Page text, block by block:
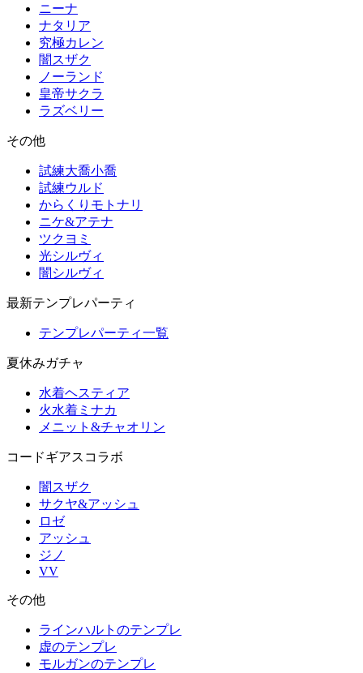
ニーナ
ナタリア
究極カレン
闇スザク
ノーランド
皇帝サクラ
ラズベリー
その他
試練大喬小喬
試練ウルド
からくりモトナリ
ニケ&アテナ
ツクヨミ
光シルヴィ
闇シルヴィ
最新テンプレパーティ
テンプレパーティ一覧
夏休みガチャ
水着ヘスティア
火水着ミナカ
メニット&チャオリン
コードギアスコラボ
闇スザク
サクヤ&アッシュ
ロゼ
アッシュ
ジノ
VV
その他
ラインハルトのテンプレ
虚のテンプレ
モルガンのテンプレ